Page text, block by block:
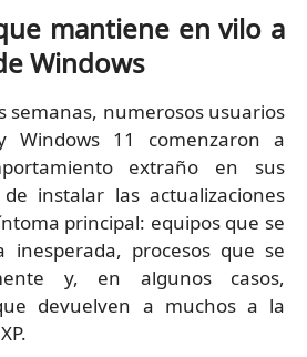
mantiene en vilo a
Windows
semanas, numerosos usuarios
Windows 11 comenzaron a
extraño en sus
instalar las actualizaciones
principal: equipos que se
inesperada, procesos que se
y, en algunos casos,
devuelven a muchos a la